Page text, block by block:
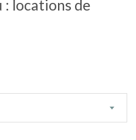
: locations de